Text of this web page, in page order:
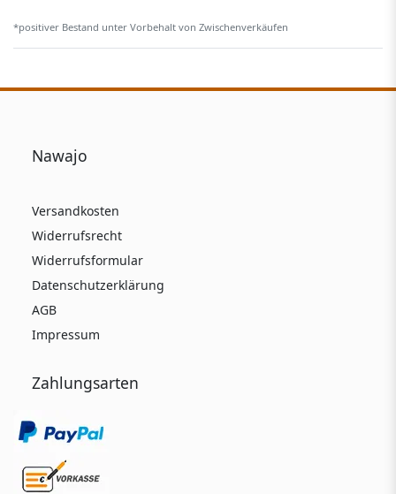
*positiver Bestand unter Vorbehalt von Zwischenverkäufen
Nawajo
Versandkosten
Widerrufsrecht
Widerrufsformular
Datenschutzerklärung
AGB
Impressum
Zahlungsarten